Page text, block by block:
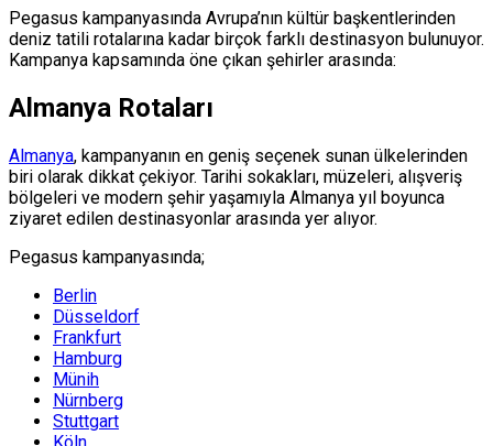
Pegasus kampanyasında Avrupa’nın kültür başkentlerinden
deniz tatili rotalarına kadar birçok farklı destinasyon bulunuyor.
Kampanya kapsamında öne çıkan şehirler arasında:
Almanya Rotaları
Almanya, kampanyanın en geniş seçenek sunan ülkelerinden
biri olarak dikkat çekiyor. Tarihi sokakları, müzeleri, alışveriş
bölgeleri ve modern şehir yaşamıyla Almanya yıl boyunca
ziyaret edilen destinasyonlar arasında yer alıyor.
Pegasus kampanyasında;
Berlin
Düsseldorf
Frankfurt
Hamburg
Münih
Nürnberg
Stuttgart